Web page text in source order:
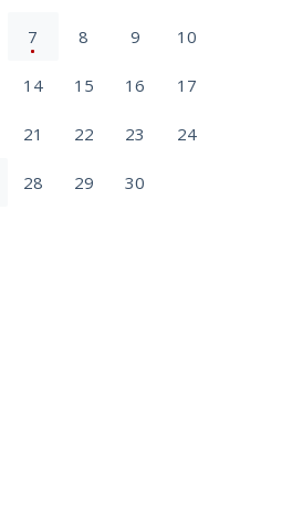
7 8 9 10
14 15 16 17
21 22 23 24
28 29 30